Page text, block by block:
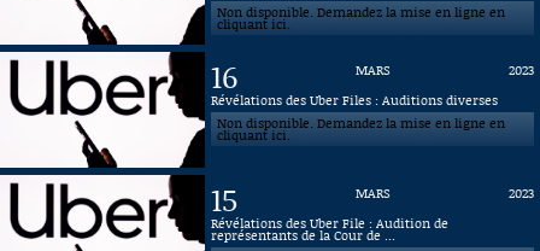
Non disponible. Demandez la mise en ligne en
cliquant ici.
16 MARS
2023
Révélations des Uber Files : Auditions diverses
Non disponible. Demandez la mise en ligne en
cliquant ici.
15 MARS
2023
Révélations des Uber File : Audition de
représentants de la Cour de ...